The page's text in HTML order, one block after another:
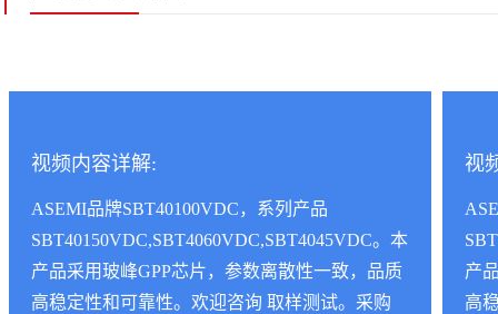
视频内容详解:
ASEMI品牌SBT40100VDC，系列产品
SBT40150VDC,SBT4060VDC,SBT4045VDC。本
产品采用玻峰GPP芯片，参数离散性一致，品质
高稳定性和可靠性。欢迎咨询 取样测试。采购
视
产
高